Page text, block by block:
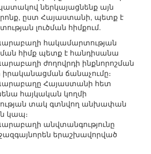
ներկայացնենք այն
ըստ Հայաստանի, պետք է
լուծման հիմքում.
հակամարտության
հիմք պետք է հանդիսանա
ժողովրդի ինքնորոշման
իրականացման ճանաչումը։
Հայաստանի հետ
հայկական կողմի
տակ գտնվող անխափան
կապ։
անվտանգությունը
երաշխավորված